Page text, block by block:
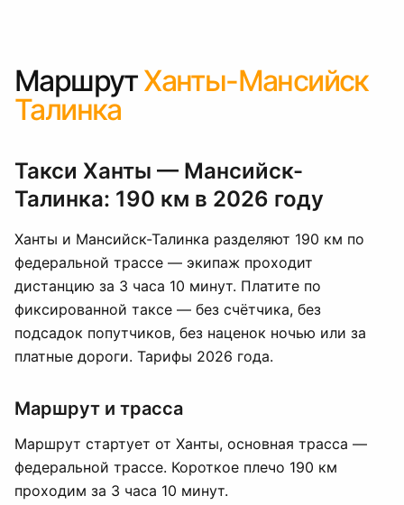
МаршрутХанты-Мансийск
Талинка
Такси Ханты — Мансийск-
Талинка: 190 км в 2026 году
Ханты и Мансийск-Талинка разделяют 190 км по
федеральной трассе — экипаж проходит
дистанцию за 3 часа 10 минут. Платите по
фиксированной таксе — без счётчика, без
подсадок попутчиков, без наценок ночью или за
платные дороги. Тарифы 2026 года.
Маршрут и трасса
Маршрут стартует от Ханты, основная трасса —
федеральной трассе. Короткое плечо 190 км
проходим за 3 часа 10 минут.